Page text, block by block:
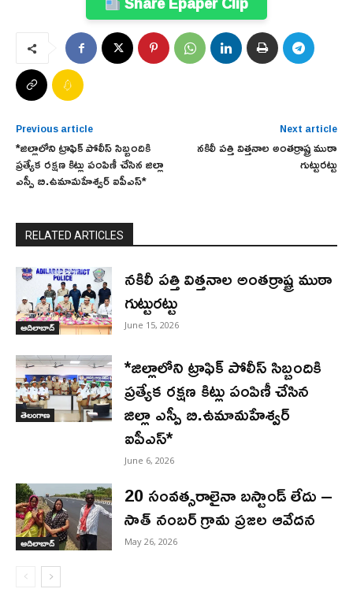
Previous article
*జిల్లాలోని ట్రాఫిక్ పోలీస్ సిబ్బందికి
ప్రత్యేక రక్షణ కిట్లు పంపిణీ చేసిన జిల్లా
ఎస్పీ బి.ఉమామహేశ్వర్ ఐపీఎస్*
Next article
నకిలీ పత్తి విత్తనాల అంతర్రాష్ట్ర ముఠా
గుట్టురట్టు
RELATED ARTICLES
ఆదిలాబాద్
నకిలీ పత్తి విత్తనాల అంతర్రాష్ట్ర ముఠా
గుట్టురట్టు
June 15, 2026
తెలంగాణ
*జిల్లాలోని ట్రాఫిక్ పోలీస్ సిబ్బందికి
ప్రత్యేక రక్షణ కిట్లు పంపిణీ చేసిన
జిల్లా ఎస్పీ బి.ఉమామహేశ్వర్
ఐపీఎస్*
June 6, 2026
ఆదిలాబాద్
20 సంవత్సరాలైనా బస్టాండ్ లేదు –
సాత్ నంబర్ గ్రామ ప్రజల ఆవేదన
May 26, 2026